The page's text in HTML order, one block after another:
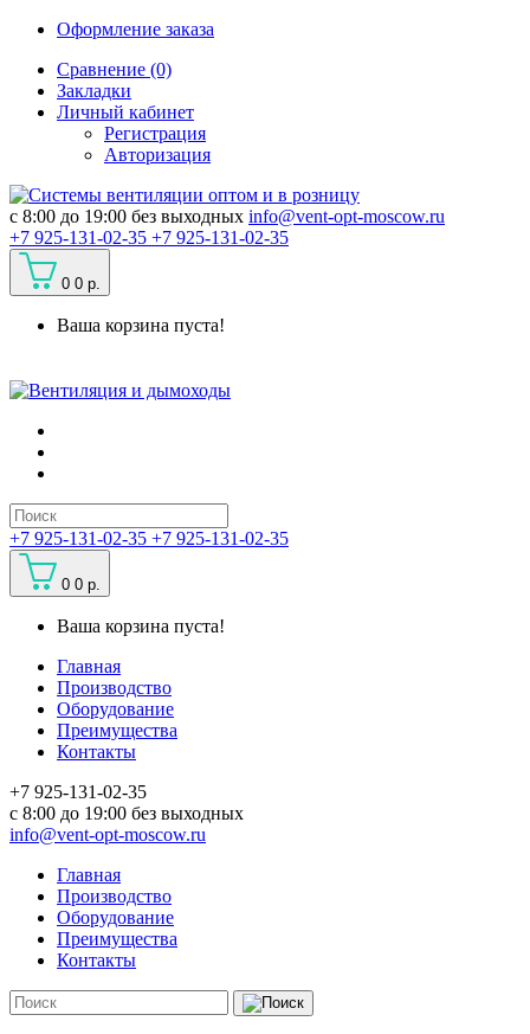
Оформление заказа
Сравнение (0)
Закладки
Личный кабинет
Регистрация
Авторизация
c 8:00 до 19:00 без выходных info@vent-opt-moscow.ru
+7 925-131-02-35 +7 925-131-02-35
0 0 р.
Ваша корзина пуста!
+7 925-131-02-35 +7 925-131-02-35
0 0 р.
Ваша корзина пуста!
Главная
Производство
Оборудование
Преимущества
Контакты
+7 925-131-02-35
c 8:00 до 19:00 без выходных
info@vent-opt-moscow.ru
Главная
Производство
Оборудование
Преимущества
Контакты